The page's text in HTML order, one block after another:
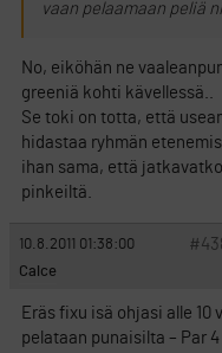
vaan pelaamaan peliä
No, eiköhän ne
greeniä kohti kävellessä..
Se toki on totta, että
hidastaa ryhmän
ihan sama, että
pinkeiltä.
10.8.2011 01:38:00
Calce
Eräs fixu isä ohjasi alle
pelataan punaisilta – Par